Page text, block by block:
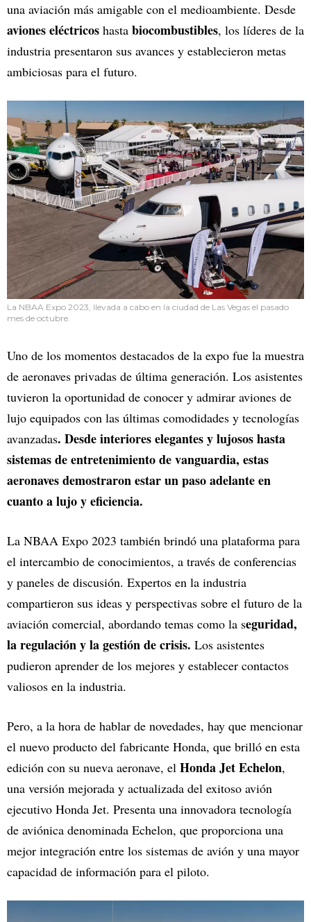
una aviación más amigable con el medioambiente. Desde
aviones eléctricos hasta biocombustibles, los líderes de la
industria presentaron sus avances y establecieron metas
ambiciosas para el futuro.
La NBAA Expo 2023, llevada a cabo en la ciudad de Las Vegas el pasado
mes de octubre.
Uno de los momentos destacados de la expo fue la muestra
de aeronaves privadas de última generación. Los asistentes
tuvieron la oportunidad de conocer y admirar aviones de
lujo equipados con las últimas comodidades y tecnologías
avanzadas. Desde interiores elegantes y lujosos hasta
sistemas de entretenimiento de vanguardia, estas
aeronaves demostraron estar un paso adelante en
cuanto a lujo y eficiencia.
La NBAA Expo 2023 también brindó una plataforma para
el intercambio de conocimientos, a través de conferencias
y paneles de discusión. Expertos en la industria
compartieron sus ideas y perspectivas sobre el futuro de la
aviación comercial, abordando temas como la seguridad,
la regulación y la gestión de crisis. Los asistentes
pudieron aprender de los mejores y establecer contactos
valiosos en la industria.
Pero, a la hora de hablar de novedades, hay que mencionar
el nuevo producto del fabricante Honda, que brilló en esta
edición con su nueva aeronave, el Honda Jet Echelon,
una versión mejorada y actualizada del exitoso avión
ejecutivo Honda Jet. Presenta una innovadora tecnología
de aviónica denominada Echelon, que proporciona una
mejor integración entre los sistemas de avión y una mayor
capacidad de información para el piloto.